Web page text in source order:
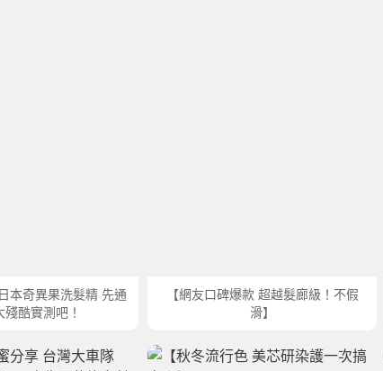
本奇異果洗髮精 先通
殘酷實測吧！
【網友口碑爆款 超越髮廊級！不假
滑】